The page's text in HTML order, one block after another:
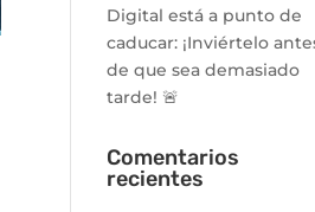
Digital está a punto de
caducar: ¡Inviértelo
de que sea demasiado
tarde! 🚨
Comentarios
recientes